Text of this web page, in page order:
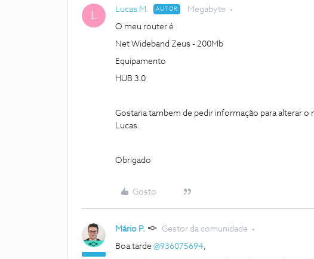
L Lucas M. AUTOR Megabyte
O meu router é
Net Wideband Zeus - 200Mb
Equipamento
HUB 3.0
Gostaria tambem de pedir informação para alterar
Lucas.
Obrigado
Gosto
Mário P. Gestor da comunidade
Boa tarde @936075694,